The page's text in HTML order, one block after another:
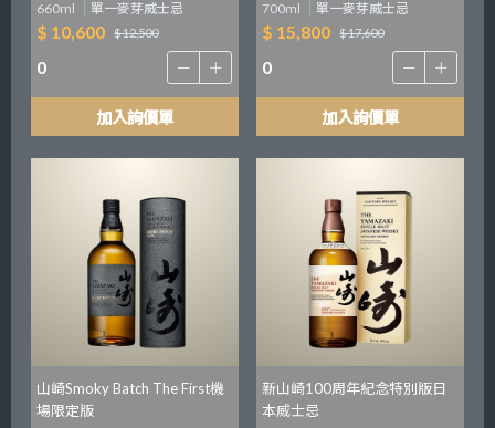
660ml 單一麥芽威士忌
$ 10,600 $ 12,500
加入詢價單
700ml 單一麥芽威士忌
$ 15,800 $ 17,600
加入詢價單
山崎Smoky Batch The First機
場限定版
新山崎100周年紀念特別版日
本威士忌